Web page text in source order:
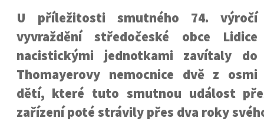
U příležitosti smutného 74. výročí
vyvraždění středočeské obce Lidice
nacistickými jednotkami zavítaly do
Thomayerovy nemocnice dvě z osmi
dětí, které tuto smutnou událost
zařízení poté strávily přes dva roky